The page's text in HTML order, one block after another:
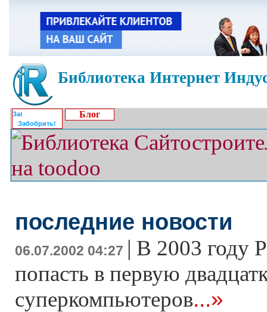
Библиотека Интернет
Забобрить!
Блог
последние новости
06.07.2002 04:27 | В 2003 году
попасть в первую
суперкомпьютеров...»